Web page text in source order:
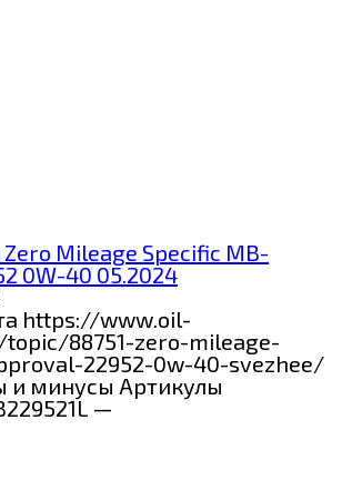
Mileage Specific MB-
0W-40 05.2024
https://www.oil-
88751-zero-mileage-
22952-0w-40-svezhee/
и минусы Артикулы
—